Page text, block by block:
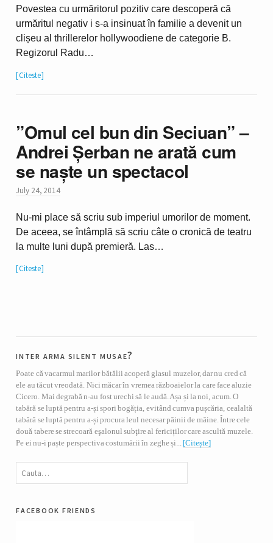
Povestea cu urmăritorul pozitiv care descoperă că
urmăritul negativ i s-a insinuat în familie a devenit un
clișeu al thrillerelor hollywoodiene de categorie B.
Regizorul Radu…
Citeste
”Omul cel bun din Seciuan” –
Andrei Șerban ne arată cum
se naște un spectacol
July 24, 2014
Nu-mi place să scriu sub imperiul umorilor de moment.
De aceea, se întâmplă să scriu câte o cronică de teatru
la multe luni după premieră. Las…
Citeste
inter arma silent musae?
Poate că vacarmul marilor bătălii acoperă glasul muzelor, dar nu cred că
ele au tăcut vreodată. Nici măcar în vremea războaielor la care face aluzie
Cicero. Mai degrabă n-au fost urechi să le audă. Așa și la noi, acum. O
tabără se luptă pentru a-și spori bogăția, evitând cumva pușcăria, cealaltă
tabără se luptă pentru a-și procura leul necesar pâinii de mâine. Între cele
două tabere se strecoară eşalonul subţire al fericiților care ascultă muzele.
Pe ei nu-i paște perspectiva costumării în zeghe și... [Citește]
facebook friends